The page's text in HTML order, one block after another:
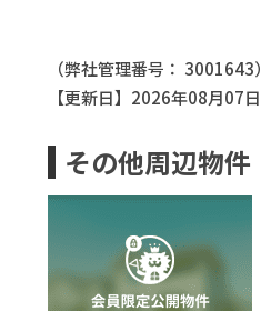
（弊社管理番号： 3001643）
【更新日】2026年08月07日
その他周辺物件